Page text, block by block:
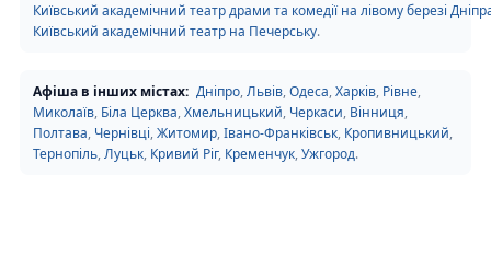
Київський академічний театр драми та комедії на лівому березі
Київський академічний театр на Печерську.
Афіша в інших містах: Дніпро,Львів,Одеса,Харків, Рівне,
Миколаїв, Біла Церква,Хмельницький, Черкаси, Вінниця,
Полтава, Чернівці,Житомир,Івано-Франківськ, Кропивницький,
Тернопіль,Луцьк, Кривий Ріг, Кременчук,Ужгород.